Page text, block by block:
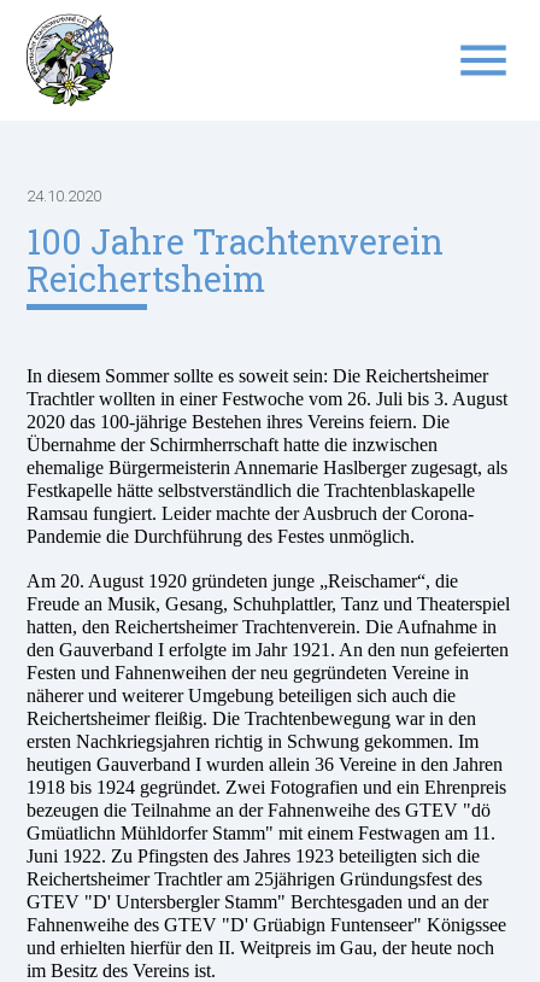
menu
24.10.2020
100 Jahre Trachtenverein
Reichertsheim
In diesem Sommer sollte es soweit sein: Die Reichertsheimer
Trachtler wollten in einer Festwoche vom 26. Juli bis 3. August
2020 das 100-jährige Bestehen ihres Vereins feiern. Die
Übernahme der Schirmherrschaft hatte die inzwischen
ehemalige Bürgermeisterin Annemarie Haslberger zugesagt, als
Festkapelle hätte selbstverständlich die Trachtenblaskapelle
Ramsau fungiert. Leider machte der Ausbruch der Corona-
Pandemie die Durchführung des Festes unmöglich.
Am 20. August 1920 gründeten junge „Reischamer“, die
Freude an Musik, Gesang, Schuhplattler, Tanz und Theaterspiel
hatten, den Reichertsheimer Trachtenverein. Die Aufnahme in
den Gauverband I erfolgte im Jahr 1921. An den nun gefeierten
Festen und Fahnenweihen der neu gegründeten Vereine in
näherer und weiterer Umgebung beteiligen sich auch die
Reichertsheimer fleißig. Die Trachtenbewegung war in den
ersten Nachkriegsjahren richtig in Schwung gekommen. Im
heutigen Gauverband I wurden allein 36 Vereine in den Jahren
1918 bis 1924 gegründet. Zwei Fotografien und ein Ehrenpreis
bezeugen die Teilnahme an der Fahnenweihe des GTEV "dö
Gmüatlichn Mühldorfer Stamm" mit einem Festwagen am 11.
Juni 1922. Zu Pfingsten des Jahres 1923 beteiligten sich die
Reichertsheimer Trachtler am 25jährigen Gründungsfest des
GTEV "D' Untersbergler Stamm" Berchtesgaden und an der
Fahnenweihe des GTEV "D' Grüabign Funtenseer" Königssee
und erhielten hierfür den II. Weitpreis im Gau, der heute noch
im Besitz des Vereins ist.